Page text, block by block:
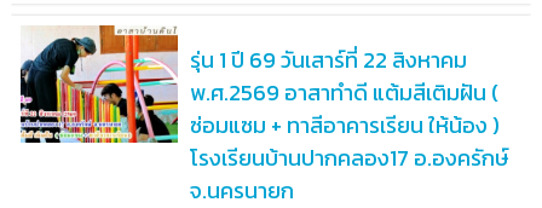
รุ่น 1 ปี 69 วันเสาร์ที่ 22 สิงหาคม
พ.ศ.2569 อาสาทำดี แต้มสีเติมฝัน (
ซ่อมแซม + ทาสีอาคารเรียน ให้น้อง )
โรงเรียนบ้านปากคลอง17 อ.องครักษ์
จ.นครนายก